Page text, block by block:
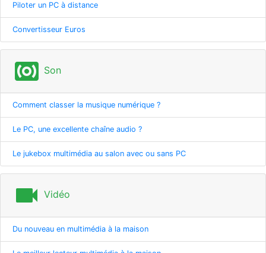
Piloter un PC à distance
Convertisseur Euros
surround_sound Son
Comment classer la musique numérique ?
Le PC, une excellente chaîne audio ?
Le jukebox multimédia au salon avec ou sans PC
videocam Vidéo
Du nouveau en multimédia à la maison